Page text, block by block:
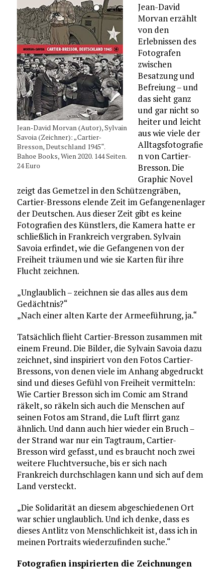
Jean-David Morvan (Autor), Sylvain
Savoia (Zeichner): „Cartier-
Bresson, Deutschland 1945“.
Bahoe Books, Wien 2020. 144 Seiten.
24 Euro
Jean-David
Morvan erzählt
von den
Erlebnissen des
Fotografen
zwischen
Besatzung und
Befreiung – und
das sieht ganz
und gar nicht so
heiter und leicht
aus wie viele der
Alltagsfotografie
n von Cartier-
Bresson. Die
Graphic Novel
zeigt das Gemetzel in den Schützengräben,
Cartier-Bressons elende Zeit im Gefangenenlager
der Deutschen. Aus dieser Zeit gibt es keine
Fotografien des Künstlers, die Kamera hatte er
schließlich in Frankreich vergraben. Sylvain
Savoia erfindet, wie die Gefangenen von der
Freiheit träumen und wie sie Karten für ihre
Flucht zeichnen.
„Unglaublich – zeichnen sie das alles aus dem
Gedächtnis?“
„Nach einer alten Karte der Armeeführung, ja.“
Tatsächlich flieht Cartier-Bresson zusammen mit
einem Freund. Die Bilder, die Sylvain Savoia dazu
zeichnet, sind inspiriert von den Fotos Cartier-
Bressons, von denen viele im Anhang abgedruckt
sind und dieses Gefühl von Freiheit vermitteln:
Wie Cartier Bresson sich im Comic am Strand
räkelt, so räkeln sich auch die Menschen auf
seinen Fotos am Strand, die Luft flirrt ganz
ähnlich. Und dann auch hier wieder ein Bruch –
der Strand war nur ein Tagtraum, Cartier-
Bresson wird gefasst, und es braucht noch zwei
weitere Fluchtversuche, bis er sich nach
Frankreich durchschlagen kann und sich auf dem
Land versteckt.
„Die Solidarität an diesem abgeschiedenen Ort
war schier unglaublich. Und ich denke, dass es
dieses Antlitz von Menschlichkeit ist, dass ich in
meinen Portraits wiederzufinden suche.“
Fotografien inspirierten die Zeichnungen